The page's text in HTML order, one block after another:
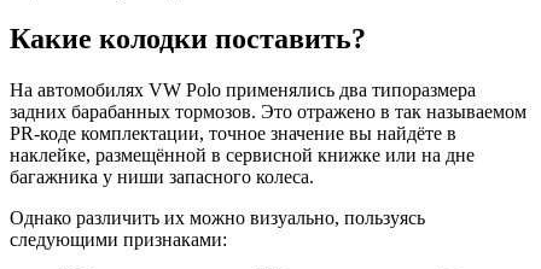
Какие колодки поставить?
На автомобилях VW Polo применялись два типоразмера
задних барабанных тормозов. Это отражено в так называемом
PR-коде комплектации, точное значение вы найдёте в
наклейке, размещённой в сервисной книжке или на дне
багажника у ниши запасного колеса.
Однако различить их можно визуально, пользуясь
следующими признаками: